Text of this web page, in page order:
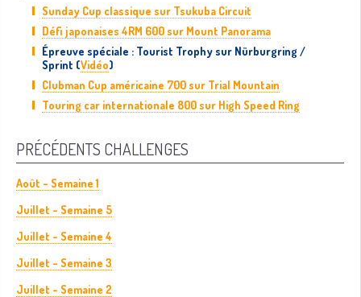
Sunday Cup classique sur Tsukuba Circuit
Défi japonaises 4RM 600 sur Mount Panorama
Épreuve spéciale : Tourist Trophy sur Nürburgring /
Sprint (Vidéo)
Clubman Cup américaine 700 sur Trial Mountain
Touring car internationale 800 sur High Speed Ring
PRÉCÉDENTS CHALLENGES
Août - Semaine 1
Juillet - Semaine 5
Juillet - Semaine 4
Juillet - Semaine 3
Juillet - Semaine 2